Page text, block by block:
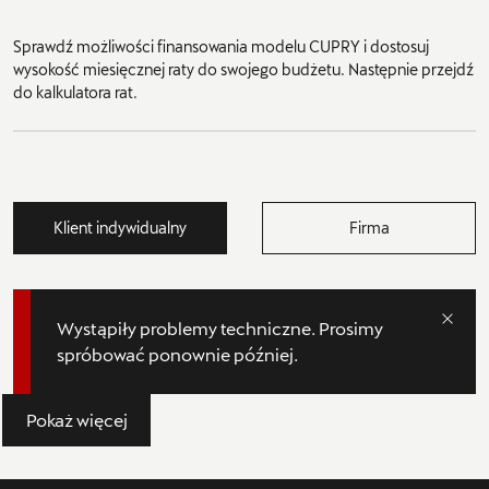
Sprawdź możliwości finansowania modelu CUPRY i dostosuj
wysokość miesięcznej raty do swojego budżetu. Następnie przejdź
do kalkulatora rat.
Klient indywidualny Firma
Wystąpiły problemy techniczne. Prosimy
spróbować ponownie później.
Pokaż więcej